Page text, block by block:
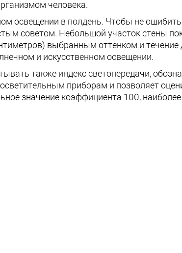
человека.
освещении в полдень. Чтобы не
советом. Небольшой участок стены
выбранным оттенком и течение
и искусственном освещении.
также индекс светопередачи,
приборам и позволяет
значение коэффициента 100,